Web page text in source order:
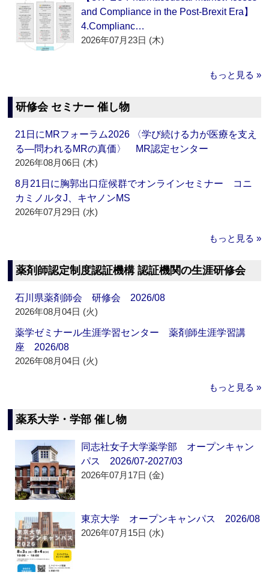
and Compliance in the Post-Brexit Era】
4.Complianc…
2026年07月23日 (木)
もっと見る »
研修会 セミナー 催し物
21日にMRフォーラム2026 〈学び続ける力が医療を支え
る―問われるMRの真価〉 MR認定センター
2026年08月06日 (木)
8月21日に胸郭出口症候群でオンラインセミナー コニ
カミノルタJ、キヤノンMS
2026年07月29日 (水)
もっと見る »
薬剤師認定制度認証機構 認証機関の生涯研修会
石川県薬剤師会 研修会 2026/08
2026年08月04日 (火)
薬学ゼミナール生涯学習センター 薬剤師生涯学習講
座 2026/08
2026年08月04日 (火)
もっと見る »
薬系大学・学部 催し物
同志社女子大学薬学部 オープンキャン
パス 2026/07-2027/03
2026年07月17日 (金)
東京大学 オープンキャンパス 2026/08
2026年07月15日 (水)